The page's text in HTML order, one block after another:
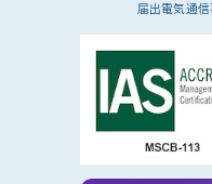
届出電気通